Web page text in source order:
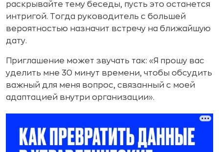
раскрывайте тему беседы, пусть это останется
интригой. Тогда руководитель с большей
вероятностью назначит встречу на ближайшую
дату.
Приглашение может звучать так: «Я прошу вас
уделить мне 30 минут времени, чтобы обсудить
важный для меня вопрос, связанный с моей
адаптацией внутри организации».